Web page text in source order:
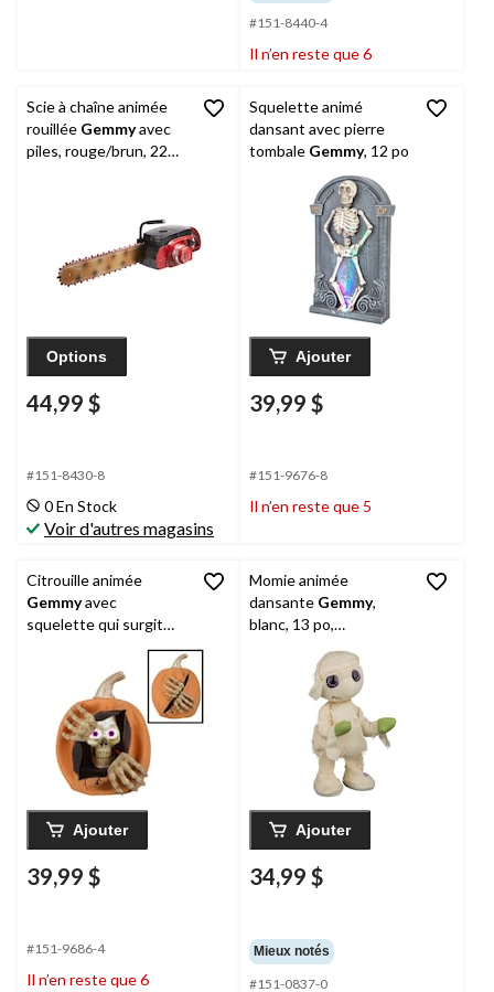
#151-8440-4
Il n’en reste que 6
Scie à chaîne animée
rouillée Gemmyavec
piles, rouge/brun, 22
activée par le son pour
Options
44,99 $
#151-8430-8
0 En Stock
Voir d'autres magasins
Squelette animé
dansant avec pierre
tombale Gemmy, 12 po
Ajouter
39,99 $
#151-9676-8
Il n’en reste que 5
Citrouille animée
Gemmyavec
squelette qui surgit
avec détecteur de
Ajouter
39,99 $
#151-9686-4
Il n’en reste que 6
Momie animée
dansante Gemmy,
blanc, 13 po,
décoration intérieure
activée par le son pour
l'Halloween
Ajouter
34,99 $
Mieux notés
#151-0837-0